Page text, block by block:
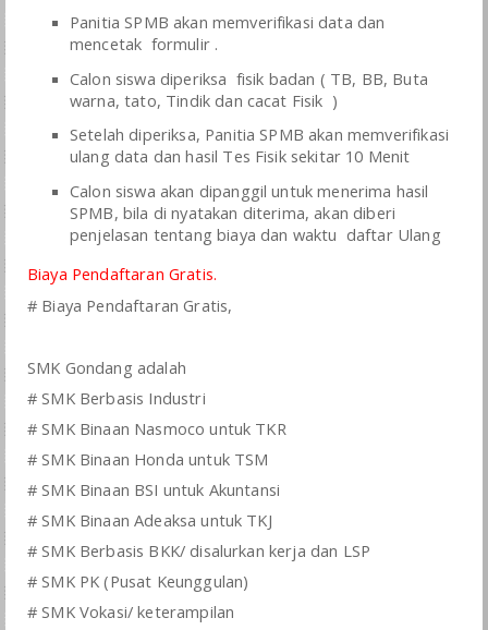
Panitia SPMB akan memverifikasi data dan
mencetak formulir .
Calon siswa diperiksa fisik badan ( TB, BB, Buta
warna, tato, Tindik dan cacat Fisik )
Setelah diperiksa, Panitia SPMB akan memverifikasi
ulang data dan hasil Tes Fisik sekitar 10 Menit
Calon siswa akan dipanggil untuk menerima hasil
SPMB, bila di nyatakan diterima, akan diberi
penjelasan tentang biaya dan waktu daftar Ulang
Biaya Pendaftaran Gratis.
# Biaya Pendaftaran Gratis,
SMK Gondang adalah
# SMK Berbasis Industri
# SMK Binaan Nasmoco untuk TKR
# SMK Binaan Honda untuk TSM
# SMK Binaan BSI untuk Akuntansi
# SMK Binaan Adeaksa untuk TKJ
# SMK Berbasis BKK/ disalurkan kerja dan LSP
# SMK PK (Pusat Keunggulan)
# SMK Vokasi/ keterampilan